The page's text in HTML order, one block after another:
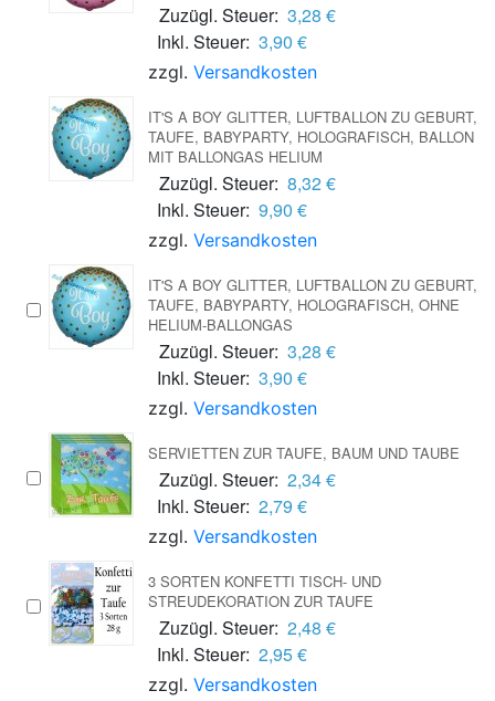
Zuzügl. Steuer: 3,28 €
Inkl. Steuer: 3,90 €
zzgl. Versandkosten
IT'S A BOY GLITTER, LUFTBALLON ZU GEBURT,
TAUFE, BABYPARTY, HOLOGRAFISCH, BALLON
MIT BALLONGAS HELIUM
Zuzügl. Steuer: 8,32 €
Inkl. Steuer: 9,90 €
zzgl. Versandkosten
IT'S A BOY GLITTER, LUFTBALLON ZU GEBURT,
TAUFE, BABYPARTY, HOLOGRAFISCH, OHNE
HELIUM-BALLONGAS
Zuzügl. Steuer: 3,28 €
Inkl. Steuer: 3,90 €
zzgl. Versandkosten
SERVIETTEN ZUR TAUFE, BAUM UND TAUBE
Zuzügl. Steuer: 2,34 €
Inkl. Steuer: 2,79 €
zzgl. Versandkosten
3 SORTEN KONFETTI TISCH- UND
STREUDEKORATION ZUR TAUFE
Zuzügl. Steuer: 2,48 €
Inkl. Steuer: 2,95 €
zzgl. Versandkosten